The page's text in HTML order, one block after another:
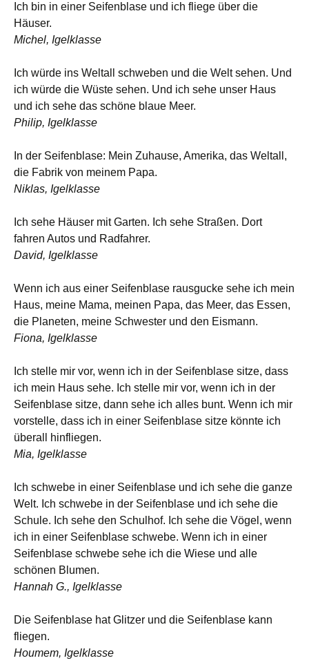
Ich bin in einer Seifenblase und ich fliege über die
Häuser.
Michel, Igelklasse
Ich würde ins Weltall schweben und die Welt sehen. Und
ich würde die Wüste sehen. Und ich sehe unser Haus
und ich sehe das schöne blaue Meer.
Philip, Igelklasse
In der Seifenblase: Mein Zuhause, Amerika, das Weltall,
die Fabrik von meinem Papa.
Niklas, Igelklasse
Ich sehe Häuser mit Garten. Ich sehe Straßen. Dort
fahren Autos und Radfahrer.
David, Igelklasse
Wenn ich aus einer Seifenblase rausgucke sehe ich mein
Haus, meine Mama, meinen Papa, das Meer, das Essen,
die Planeten, meine Schwester und den Eismann.
Fiona, Igelklasse
Ich stelle mir vor, wenn ich in der Seifenblase sitze, dass
ich mein Haus sehe. Ich stelle mir vor, wenn ich in der
Seifenblase sitze, dann sehe ich alles bunt. Wenn ich mir
vorstelle, dass ich in einer Seifenblase sitze könnte ich
überall hinfliegen.
Mia, Igelklasse
Ich schwebe in einer Seifenblase und ich sehe die ganze
Welt. Ich schwebe in der Seifenblase und ich sehe die
Schule. Ich sehe den Schulhof. Ich sehe die Vögel, wenn
ich in einer Seifenblase schwebe. Wenn ich in einer
Seifenblase schwebe sehe ich die Wiese und alle
schönen Blumen.
Hannah G., Igelklasse
Die Seifenblase hat Glitzer und die Seifenblase kann
fliegen.
Houmem, Igelklasse